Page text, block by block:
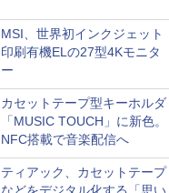
MSI、世界初インクジェット
印刷有機ELの27型4Kモニタ
ー
カセットテープ型キーホルダ
「MUSIC TOUCH」に新色。
NFC搭載で音楽配信へ
ティアック、カセットテープ